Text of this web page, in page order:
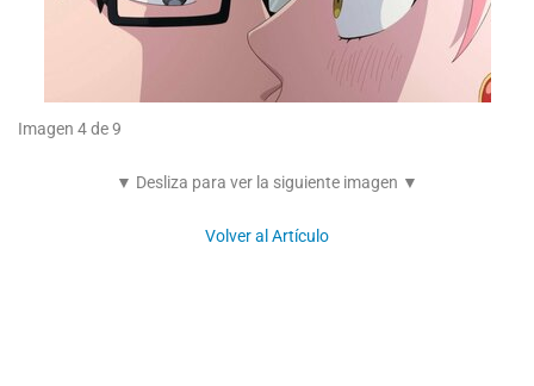
Imagen 4 de 9
▼ Desliza para ver la siguiente imagen ▼
Volver al Artículo